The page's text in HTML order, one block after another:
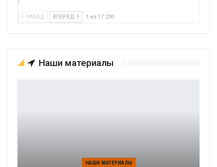
НАЗАД ВПЕРЕД 1 из 17 230
Наши материалы
НАШИ МАТЕРИАЛЫ